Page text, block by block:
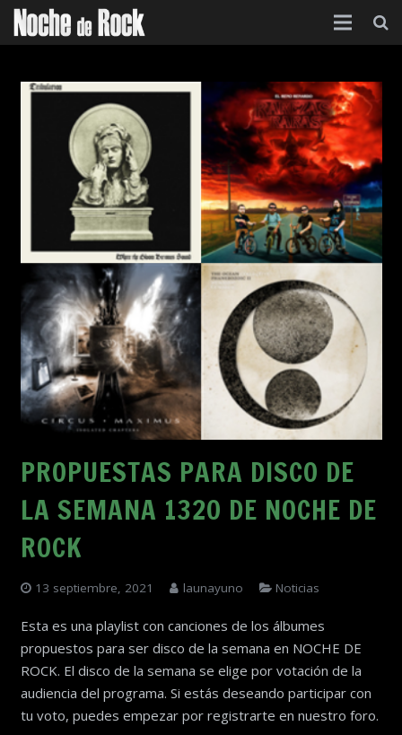
Acerca de
PROPUESTAS PARA DISCO DE
LA SEMANA 1320 DE NOCHE DE
ROCK
13 septiembre, 2021 launayuno Noticias
Esta es una playlist con canciones de los álbumes
propuestos para ser disco de la semana en NOCHE DE
ROCK. El disco de la semana se elige por votación de la
audiencia del programa. Si estás deseando participar con
tu voto, puedes empezar por registrarte en nuestro foro.